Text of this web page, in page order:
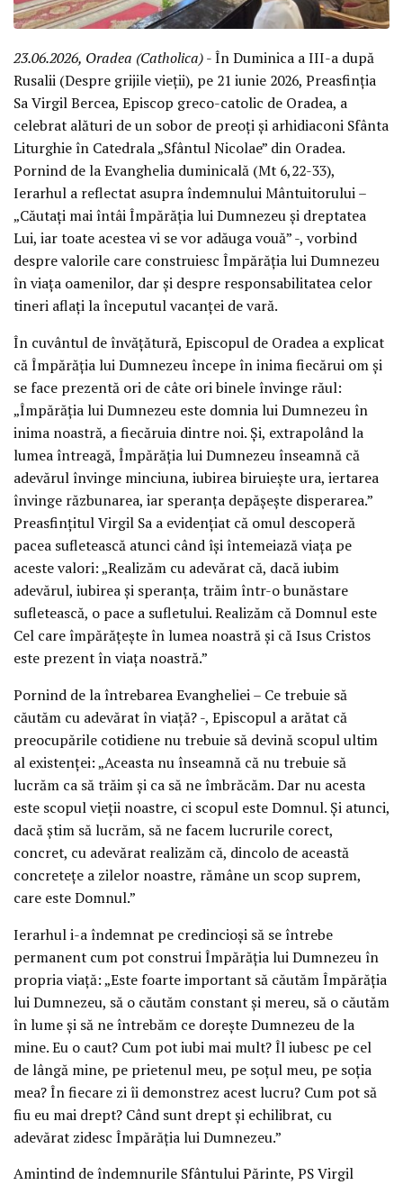
23.06.2026, Oradea (Catholica)- În Duminica a III-a după
Rusalii (Despre grijile vieții), pe 21 iunie 2026, Preasfinția
Sa Virgil Bercea, Episcop greco-catolic de Oradea, a
celebrat alături de un sobor de preoți și arhidiaconi Sfânta
Liturghie în Catedrala „Sfântul Nicolae” din Oradea.
Pornind de la Evanghelia duminicală (Mt 6,22-33),
Ierarhul a reflectat asupra îndemnului Mântuitorului –
„Căutați mai întâi Împărăția lui Dumnezeu și dreptatea
Lui, iar toate acestea vi se vor adăuga vouă” -, vorbind
despre valorile care construiesc Împărăția lui Dumnezeu
în viața oamenilor, dar și despre responsabilitatea celor
tineri aflați la începutul vacanței de vară.
În cuvântul de învățătură, Episcopul de Oradea a explicat
că Împărăția lui Dumnezeu începe în inima fiecărui om și
se face prezentă ori de câte ori binele învinge răul:
„Împărăția lui Dumnezeu este domnia lui Dumnezeu în
inima noastră, a fiecăruia dintre noi. Și, extrapolând la
lumea întreagă, Împărăția lui Dumnezeu înseamnă că
adevărul învinge minciuna, iubirea biruiește ura, iertarea
învinge răzbunarea, iar speranța depășește disperarea.”
Preasfințitul Virgil Sa a evidențiat că omul descoperă
pacea sufletească atunci când își întemeiază viața pe
aceste valori: „Realizăm cu adevărat că, dacă iubim
adevărul, iubirea și speranța, trăim într-o bunăstare
sufletească, o pace a sufletului. Realizăm că Domnul este
Cel care împărățește în lumea noastră și că Isus Cristos
este prezent în viața noastră.”
Pornind de la întrebarea Evangheliei – Ce trebuie să
căutăm cu adevărat în viață? -, Episcopul a arătat că
preocupările cotidiene nu trebuie să devină scopul ultim
al existenței: „Aceasta nu înseamnă că nu trebuie să
lucrăm ca să trăim și ca să ne îmbrăcăm. Dar nu acesta
este scopul vieții noastre, ci scopul este Domnul. Și atunci,
dacă știm să lucrăm, să ne facem lucrurile corect,
concret, cu adevărat realizăm că, dincolo de această
concretețe a zilelor noastre, rămâne un scop suprem,
care este Domnul.”
Ierarhul i-a îndemnat pe credincioși să se întrebe
permanent cum pot construi Împărăția lui Dumnezeu în
propria viață: „Este foarte important să căutăm Împărăția
lui Dumnezeu, să o căutăm constant și mereu, să o căutăm
în lume și să ne întrebăm ce dorește Dumnezeu de la
mine. Eu o caut? Cum pot iubi mai mult? Îl iubesc pe cel
de lângă mine, pe prietenul meu, pe soțul meu, pe soția
mea? În fiecare zi îi demonstrez acest lucru? Cum pot să
fiu eu mai drept? Când sunt drept și echilibrat, cu
adevărat zidesc Împărăția lui Dumnezeu.”
Amintind de îndemnurile Sfântului Părinte, PS Virgil